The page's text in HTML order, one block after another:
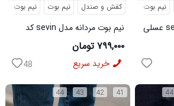
کفش و صندل نیم بوت نیم بوت
نیم بوت مردانه مدل sevin کد
6427
۷۹۹,۰۰۰ تومان
خرید سریع 48
نیم بوت مردانه
نیم بوت مردانه مدل sevin عسلی
41
42
43
44 44